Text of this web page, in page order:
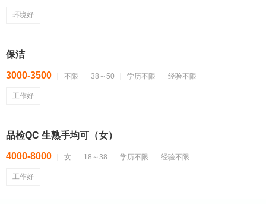
环境好
保洁
3000-3500 不限 38～50 学历不限 经验不限
工作好
品检QC 生熟手均可（女）
4000-8000 女 18～38 学历不限 经验不限
工作好